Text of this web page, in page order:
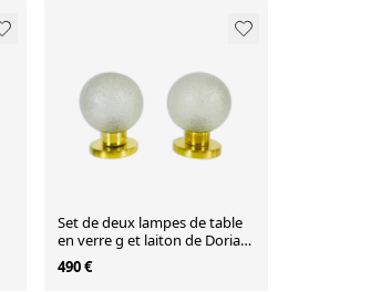
Set de deux lampes de table
en verre g et laiton de Doria
Leuchten 70s
490 €